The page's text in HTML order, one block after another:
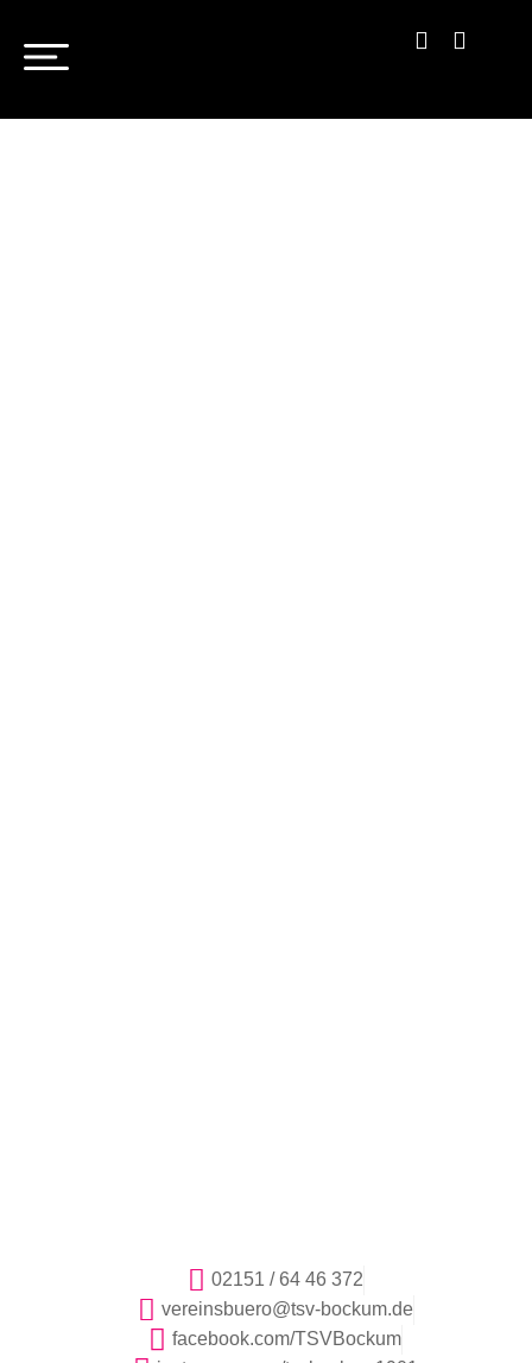
02151 / 64 46 372
vereinsbuero@tsv-bockum.de
facebook.com/TSVBockum